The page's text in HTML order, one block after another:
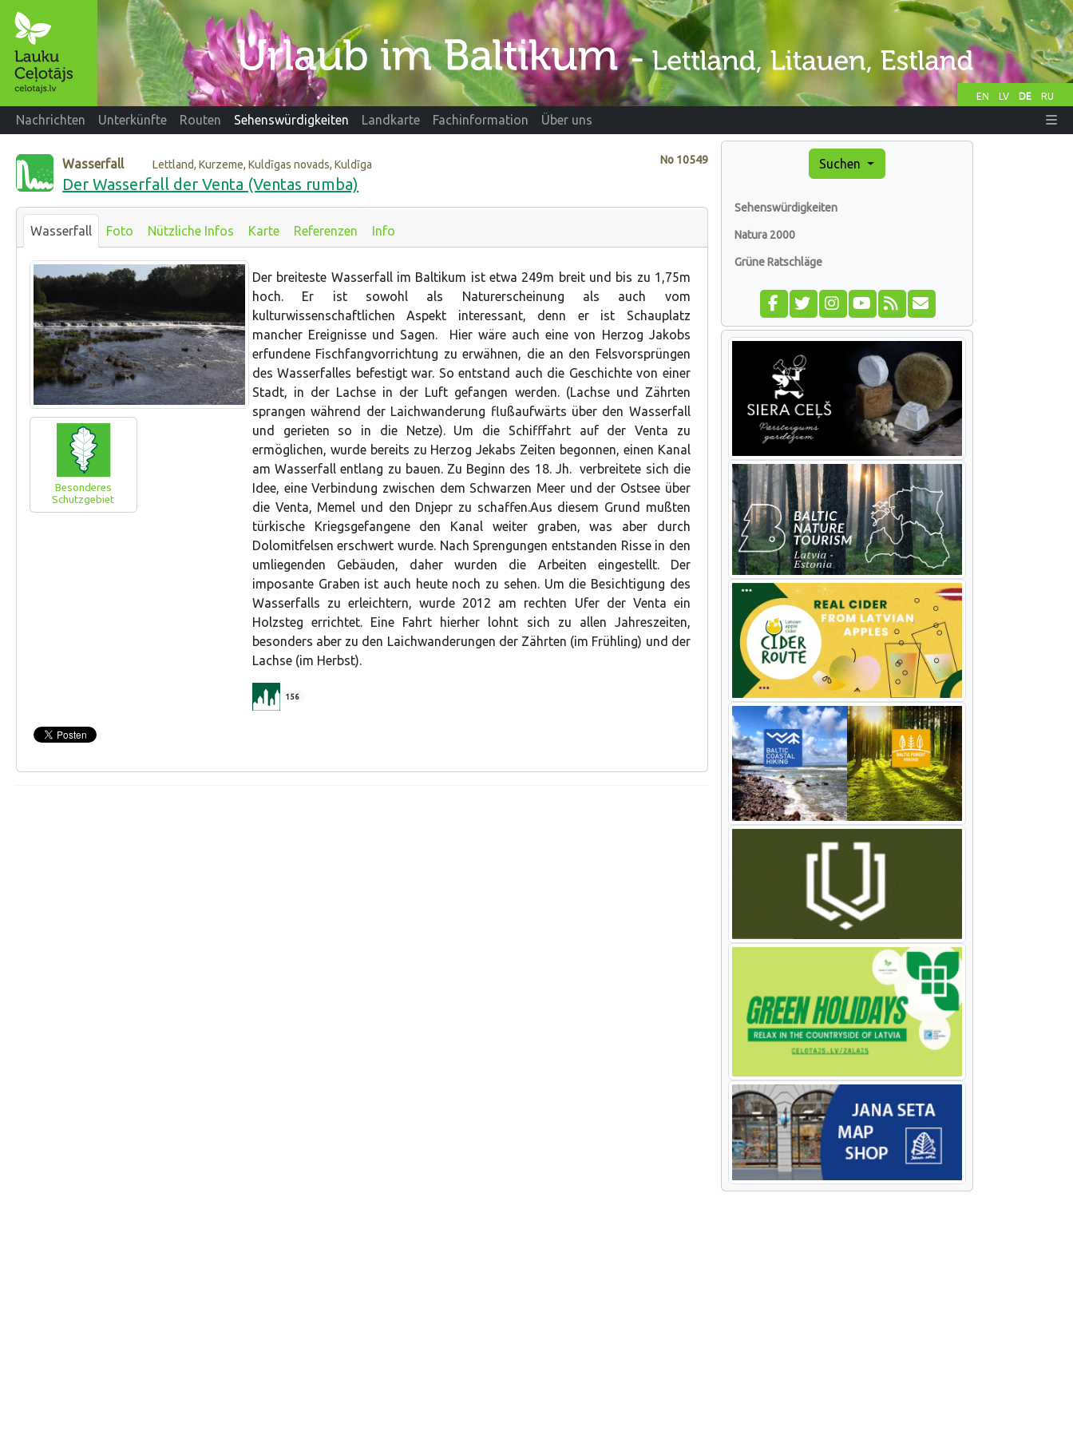
EN LV DE RU
Nachrichten Unterkünfte Routen Sehenswürdigkeiten Landkarte Fachinformation Über uns
No 10549
Wasserfall Lettland, Kurzeme, Kuldīgas novads, Kuldīga
Der Wasserfall der Venta (Ventas rumba)
Wasserfall Foto Nützliche Infos Karte Referenzen Info
Besonderes
Schutzgebiet
Der breiteste Wasserfall im Baltikum ist etwa 249m breit und bis zu 1,75m
hoch. Er ist sowohl als Naturerscheinung als auch vom
kulturwissenschaftlichen Aspekt interessant, denn er ist Schauplatz
mancher Ereignisse und Sagen. Hier wäre auch eine von Herzog Jakobs
erfundene Fischfangvorrichtung zu erwähnen, die an den Felsvorsprüngen
des Wasserfalles befestigt war. So entstand auch die Geschichte von einer
Stadt, in der Lachse in der Luft gefangen werden. (Lachse und Zährten
sprangen während der Laichwanderung flußaufwärts über den Wasserfall
und gerieten so in die Netze). Um die Schifffahrt auf der Venta zu
ermöglichen, wurde bereits zu Herzog Jekabs Zeiten begonnen, einen Kanal
am Wasserfall entlang zu bauen. Zu Beginn des 18. Jh. verbreitete sich die
Idee, eine Verbindung zwischen dem Schwarzen Meer und der Ostsee über
die Venta, Memel und den Dnjepr zu schaffen.Aus diesem Grund mußten
türkische Kriegsgefangene den Kanal weiter graben, was aber durch
Dolomitfelsen erschwert wurde. Nach Sprengungen entstanden Risse in den
umliegenden Gebäuden, daher wurden die Arbeiten eingestellt. Der
imposante Graben ist auch heute noch zu sehen. Um die Besichtigung des
Wasserfalls zu erleichtern, wurde 2012 am rechten Ufer der Venta ein
Holzsteg errichtet. Eine Fahrt hierher lohnt sich zu allen Jahreszeiten,
besonders aber zu den Laichwanderungen der Zährten (im Frühling) und der
Lachse (im Herbst).
156
Suchen
Sehenswürdigkeiten
Natura 2000
Grüne Ratschläge